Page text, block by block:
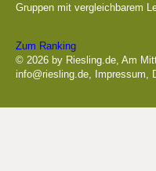
Gruppen mit vergleichbarem
Zum Ranking
© 2026 by Riesling.de, Am
info@riesling.de, Impressum,